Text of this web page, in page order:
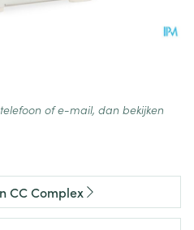
of e-mail, dan bekijken
CC Complex